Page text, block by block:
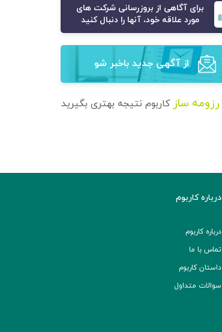
برای آگاهی از بروزرسانی شرکت های
مورد علاقه خود، آنها را دنبال کنید
از آگهی‌ جدید باخبر شو
رزومه ساز کاربوم نتیجه بهتری بگیرید
درباره کاربوم
درباره کاربوم
تماس با ما
داستان کاربوم
سوالات متداول